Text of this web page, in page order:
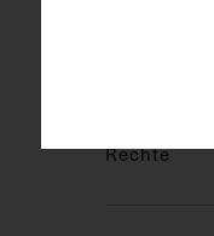
Rechte